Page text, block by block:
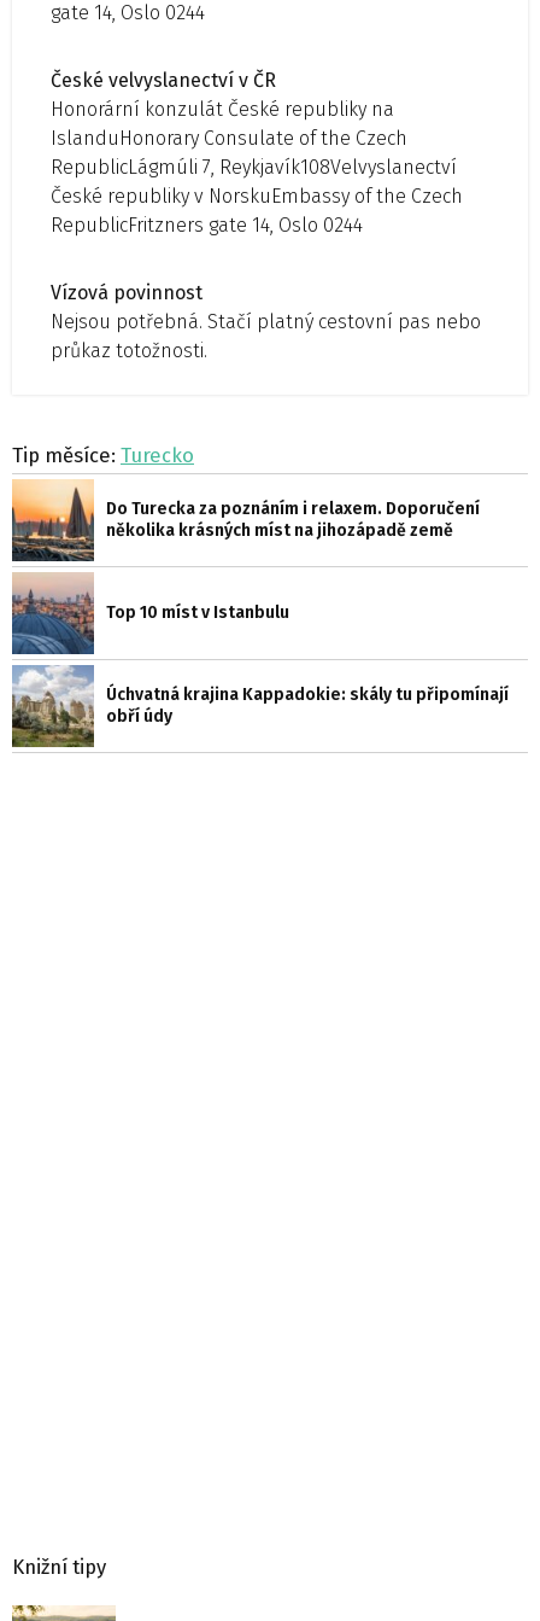
gate 14, Oslo 0244
České velvyslanectví v ČR
Honorární konzulát České republiky na
IslanduHonorary Consulate of the Czech
RepublicLágmúli 7, Reykjavík108Velvyslanectví
České republiky v NorskuEmbassy of the Czech
RepublicFritzners gate 14, Oslo 0244
Vízová povinnost
Nejsou potřebná. Stačí platný cestovní pas nebo
průkaz totožnosti.
Tip měsíce: Turecko
Do Turecka za poznáním i relaxem. Doporučení
několika krásných míst na jihozápadě země
Top 10 míst v Istanbulu
Úchvatná krajina Kappadokie: skály tu připomínají
obří údy
Knižní tipy